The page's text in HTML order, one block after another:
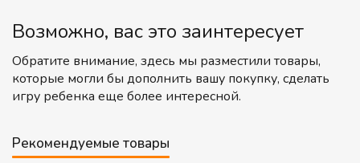
Возможно, вас это заинтересует
Обратите внимание, здесь мы разместили товары,
которые могли бы дополнить вашу покупку, сделать
игру ребенка еще более интересной.
Рекомендуемые товары